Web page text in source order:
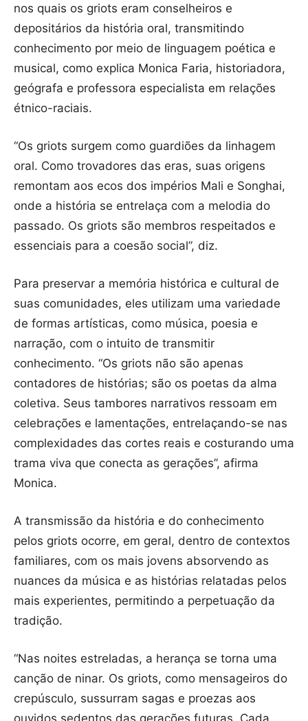
nos quais os griots eram conselheiros e
depositários da história oral, transmitindo
conhecimento por meio de linguagem poética e
musical, como explica Monica Faria, historiadora,
geógrafa e professora especialista em relações
étnico-raciais.
“Os griots surgem como guardiões da linhagem
oral. Como trovadores das eras, suas origens
remontam aos ecos dos impérios Mali e Songhai,
onde a história se entrelaça com a melodia do
passado. Os griots são membros respeitados e
essenciais para a coesão social”, diz.
Para preservar a memória histórica e cultural de
suas comunidades, eles utilizam uma variedade
de formas artísticas, como música, poesia e
narração, com o intuito de transmitir
conhecimento. “Os griots não são apenas
contadores de histórias; são os poetas da alma
coletiva. Seus tambores narrativos ressoam em
celebrações e lamentações, entrelaçando-se nas
complexidades das cortes reais e costurando uma
trama viva que conecta as gerações”, afirma
Monica.
A transmissão da história e do conhecimento
pelos griots ocorre, em geral, dentro de contextos
familiares, com os mais jovens absorvendo as
nuances da música e as histórias relatadas pelos
mais experientes, permitindo a perpetuação da
tradição.
“Nas noites estreladas, a herança se torna uma
canção de ninar. Os griots, como mensageiros do
crepúsculo, sussurram sagas e proezas aos
ouvidos sedentos das gerações futuras. Cada